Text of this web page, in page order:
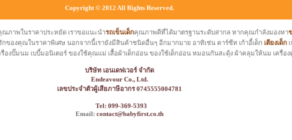
Copyright © 2012 All Rights Reserved.
ภาพในราคาประหยัด เราขอแนะนำรถเข็นเด็กคุณภาพดีที่ได้มาตรฐานระดับสากล หากคุณกำลังมองหา
กของคุณในราคาพิเศษ นอกจากนี้เรายังมีสินค้าชนิดอื่นๆ อีกมากมาย อาทิเช่น คาร์ซีท เก้าอี้เด็ก เตียงเด็ก
รื่องปั๊มนม เบบี้มอนิเตอร์ ของใช้คุณแม่ เสื้อผ้าเด็กอ่อน ของใช้เด็กอ่อน หมอนกันสะดุ้ง ผ้าคลุมให้นม เครื่อ
บริษัท เอนเดฟเวอร์ จำกัด
Endeavour Co., Ltd.
เลขประจำตัวผู้เสียภาษีอากร 0745555004781
Tel: 099-369-5393
Email: contact@babyfirst.co.th